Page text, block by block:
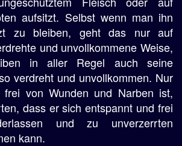
aufsitzt. Selbst wenn man ihn
zu bleiben, geht das nur auf
und unvollkommene Weise,
in aller Regel auch seine
verdreht und unvollkommen. Nur
von Wunden und Narben ist,
dass er sich entspannt und frei
und zu unverzerrten
kann.